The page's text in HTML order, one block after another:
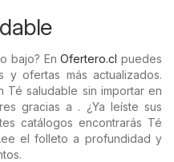
bajo? EnOfertero.cl puedes
y ofertas más actualizados.
Té saludable sin importar en
gracias a . ¿Ya leíste sus
catálogos encontrarás Té
el folleto a profundidad y